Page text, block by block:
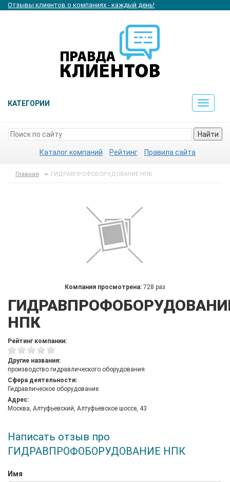
Отзывы клиентов о компаниях - каждый день!
КАТЕГОРИИ
Toggle
Найти
Каталог компаний Рейтинг Правила сайта
Главная ГИДРАВПРОФОБОРУДОВАНИЕ НПК
Компания просмотрена: 728 раз
НПК
Рейтинг компании:
Другие названия:
производство гидравлического оборудования
Сфера деятельности:
Гидравлическое оборудование
Адрес:
Москва, Алтуфьевский, Алтуфьевское шоссе, 43
Написать отзыв про
ГИДРАВПРОФОБОРУДОВАНИЕ НПК
Имя